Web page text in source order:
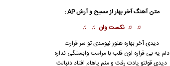
متن آهنگ آخر بهار ازمسیح وآرش AP
:
♫ ♫ نکست وان ♫ ♫
دیدی آخر بهاره هنوز نیومدی تو سر قرارت
دلم یه بی قراره اون قلب با مرامت وابستگی نداره
دیدی قولتو یادت رفت و منم پاهام افتاد دنبالت